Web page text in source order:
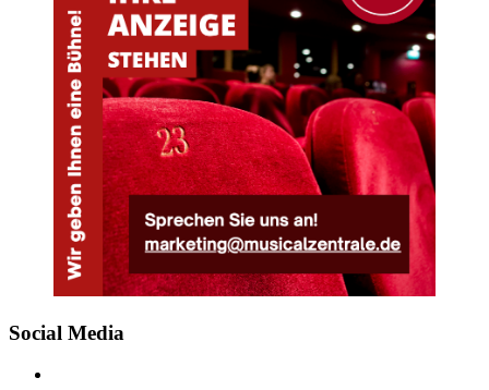
Social Media